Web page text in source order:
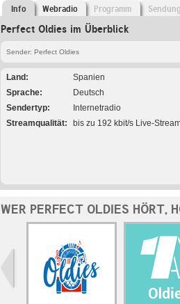
Info Webradio Programm
Perfect Oldies im Überblick
Sender: Perfect Oldies
Land
Spanien
Sprache
Deutsch
Sendertyp
Internetradio
Streamqualität
bis zu 192 kbit/s Live-
WER PERFECT OLDIES HÖRT,